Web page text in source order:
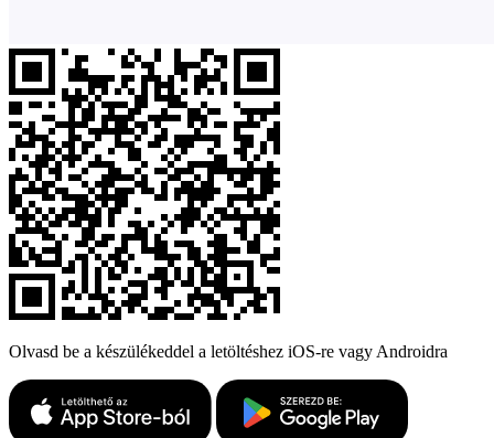
Olvasd be a készülékeddel a letöltéshez iOS-re vagy Androidra